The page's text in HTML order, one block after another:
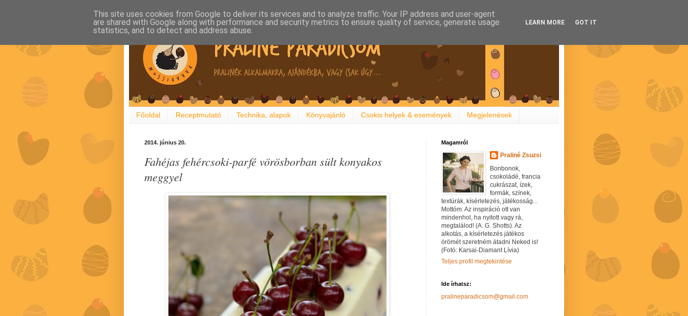
Főoldal Receptmutató Technika, alapok Könyvajánló Csokis helyek & események Megjelenések
2014. június 20.
Fahéjas fehércsoki-parfé vörösborban sült konyakos
meggyel
Magamról
Praliné Zsuzsi
Bonbonok,
csokoládé, francia
cukrászat, ízek,
formák, színek,
textúrák, kísérletezés, játékosság...
Mottóm: Az inspiráció ott van
mindenhol, ha nyitott vagy rá,
megtalálod! (A. G. Shotts). Az
alkotás, a kísérletezés játékos
örömét szeretném átadni Neked is!
(Fotó: Karsai-Diamant Lívia)
Teljes profil megtekintése
Ide írhatsz:
pralineparadicsom@gmail.com
This site uses cookies from Google to deliver its services and to analyze traffic. Your IP address and user-agent
are shared with Google along with performance and security metrics to ensure quality of service, generate usage
statistics, and to detect and address abuse.
LEARN MORE GOT IT